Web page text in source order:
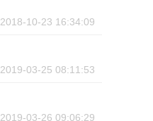
2018-10-23 16:34:09
2019-03-25 08:11:53
2019-03-26 09:06:29